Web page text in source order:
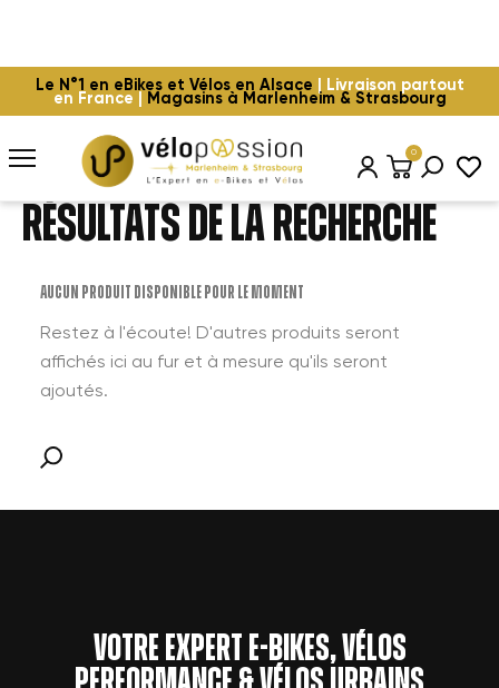
Le N°1 en eBikes et Vélos en Alsace | Livraison partout
en France | Magasins à Marlenheim & Strasbourg
0
Résultats de la recherche
Aucun produit disponible pour le moment
Restez à l'écoute! D'autres produits seront
affichés ici au fur et à mesure qu'ils seront
ajoutés.
Votre expert e-bikes, vélos